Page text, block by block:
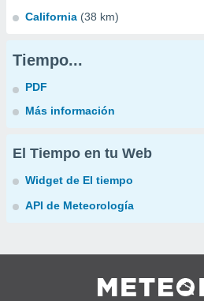
California (38 km)
Tiempo...
PDF
Más información
El Tiempo en tu Web
Widget de El tiempo
API de Meteorología